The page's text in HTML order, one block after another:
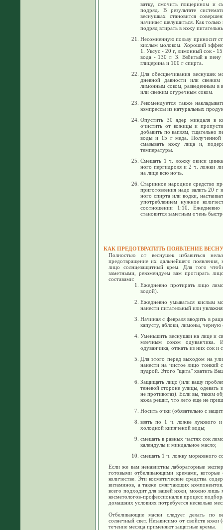
ватку, смочить глицерином и
подряд. В результате
веснушках становится
начинает шелушиться. Как
подряд втирать в кожу
Несомненную пользу приносит
кислым молоком. Хороший
1. Уксус - 20 г, лимонный сок -
вода - 130 г. 3. Взбитый в пену
глицерина и 100 г спирта.
Для обесцвечивания веснушек
дневной давности или
лимонным соком, разведенным в
или свежим огуречным соком.
Рекомендуется также
компрессы из натуральных
Опустить 30 ядер миндаля в
очистить от кожицы и
добавить по каплям, тщательно
воды и 15 г меда.
смазывать кожу лица и,
температуры.
Смешать 1 ч. ложку окиси
ного пергидроля и 2 ч. ложки
на лице всю ночь.
Старинное народное средство
приготовления надо залить 20 г
ного спирта или водки,
употреблением нужное
соотношении 1:10.
становится заметным очень
КАК ПРЕДОТВРАТИТЬ ПОЯВЛЕНИЕ
Полностью от веснушек избавиться
предотвращение их дальнейшего
лицо солнцезащитный крем. Для того
заметными, рекомендуем вам протирать
составами:
Ежедневно протирать лицо
водой).
Ежедневно умываться кислым
нанести питательный или
Начиная с февраля вводить в
капусту, яблоки, лимоны,
Уменьшить веснушки на лице и
млечным соком одуванчика.
одуванчика, отжать из них сок и
Для этого перед выходом на
нанести на чистое лицо тонкий
пудрой. Этого "щита" хватить
Защищать лицо (или вашу
теневой стороне улицы,
не противогаз). Если вы, таким
кожа решит, что лето еще не
Носить очки (обязательно с
взять по 1 ч. ложке лукового
холодной кипяченой воды;
смешать в равных частях сок
календулы и миндальное масло;
смешать 1 ч. ложку морковного
Если же вам ненавистны лабораторные
готовыми отбеливающими кремами,
количестве. Эти косметические средства
витаминов, а также смягчающих
всего подходит для вашей кожи, можно
косметологов-профессионалов процесс
домашних условиях потребуется несколько
Отбеливающие маски следует делать по
солнечный свет. Независимо от свойств
течение месяца применяют защитные кремы.